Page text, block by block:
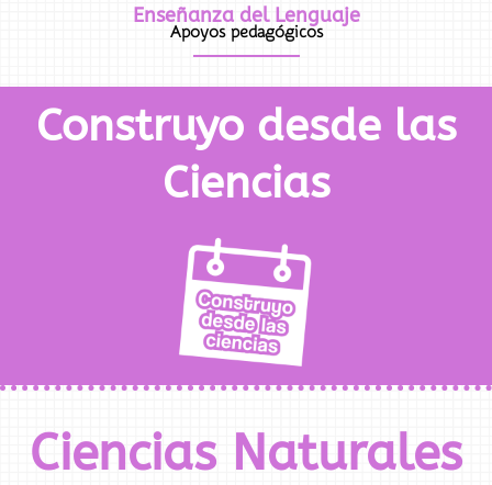
Enseñanza del Lenguaje
Apoyos pedagógicos
Construyo desde las
Ciencias
Ciencias Naturales